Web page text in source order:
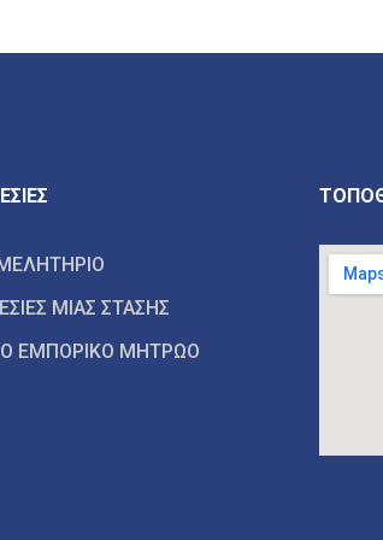
ΜΙΑΣ ΣΤΑΣΗΣ
ΕΜΠΟΡΙΚΟ ΜΗΤΡΩΟ